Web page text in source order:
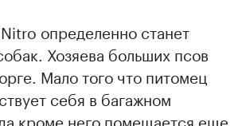
определенно станет
Хозяева больших псов
Мало того что питомец
себя в багажном
кроме него помещается еще